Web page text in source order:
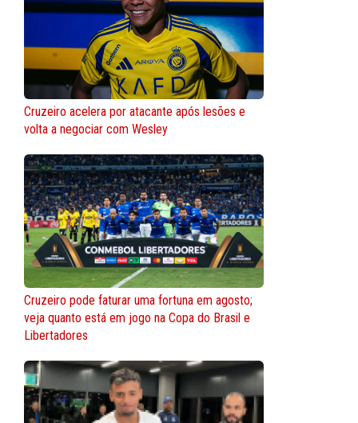
Cruzeiro acelera por atacante após lesões e
volta a negociar com Wesley
Cruzeiro pode faturar uma fortuna em agosto;
veja quanto está em jogo na Copa do Brasil e
Libertadores